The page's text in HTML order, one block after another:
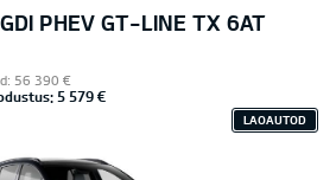
PHEV GT-LINE TX 6AT
56 390 €
5 579 €
LAOAUTOD